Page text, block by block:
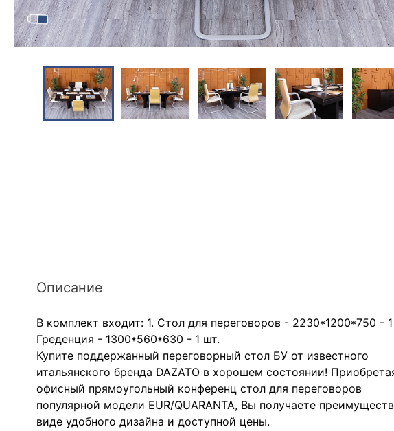
Описание
В комплект входит: 1. Стол для переговоров - 2230*1200*750 -
Греденция - 1300*560*630 - 1 шт.
Купите поддержанный переговорный стол БУ от известного
итальянского бренда DAZATO в хорошем состоянии!
офисный прямоугольный конференц стол для переговоров
популярной модели EUR/QUARANTA, Вы получаете
виде удобного дизайна и доступной цены.